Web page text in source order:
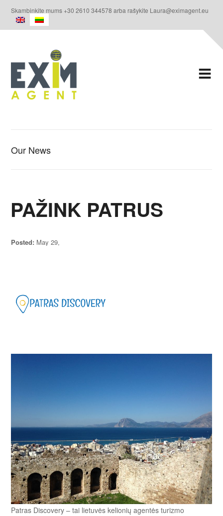
Skambinkite mums +30 2610 344578 arba rašykite Laura@eximagent.eu
Our News
PAŽINK PATRUS
Posted: May 29,
Patras Discovery – tai lietuvės kelionių agentės turizmo